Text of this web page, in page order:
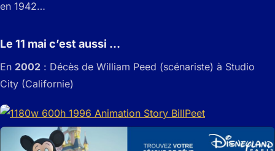
en 1942…
Le 11 mai c’est aussi …
En 2002 : Décès de William Peed (scénariste) à Studio
City (Californie)